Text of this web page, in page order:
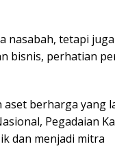
nasabah, tetapi juga
bisnis, perhatian
aset berharga yang
Pegadaian
dan menjadi mitra